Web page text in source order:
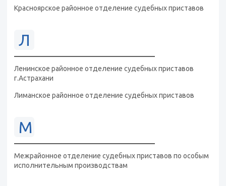
Красноярское районное отделение судебных приставов
Л
Ленинское районное отделение судебных приставов
г.Астрахани
Лиманское районное отделение судебных приставов
М
Межрайонное отделение судебных приставов по особым
исполнительным производствам